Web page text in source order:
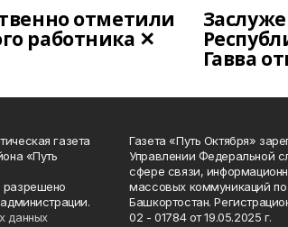
отметили
работника ✕
Гавва
газета
«Путь
разрешено
данных
Газета «Путь Октября»
Управлении Федеральной
сфере связи,
массовых коммуникаций по
Башкортостан.
02 - 01784 от 19.05.2025 г.